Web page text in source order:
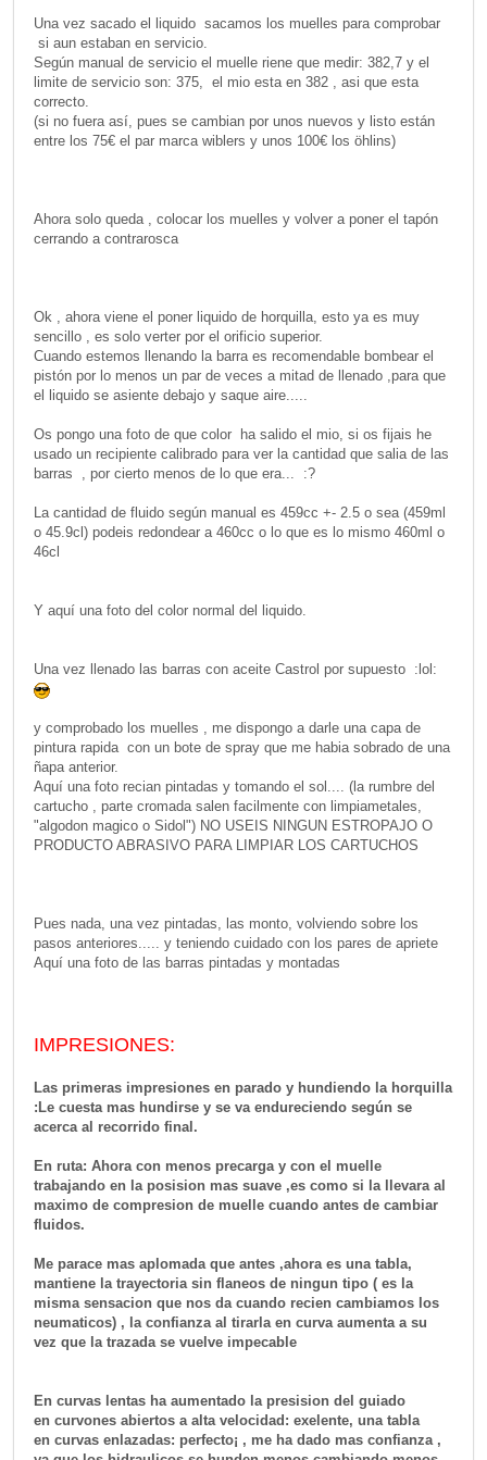
Una vez sacado el liquido sacamos los muelles para comprobar
si aun estaban en servicio.
Según manual de servicio el muelle riene que medir: 382,7 y el
limite de servicio son: 375, el mio esta en 382 , asi que esta
correcto.
(si no fuera así, pues se cambian por unos nuevos y listo están
entre los 75€ el par marca wiblers y unos 100€ los öhlins)
Ahora solo queda , colocar los muelles y volver a poner el tapón
cerrando a contrarosca
Ok , ahora viene el poner liquido de horquilla, esto ya es muy
sencillo , es solo verter por el orificio superior.
Cuando estemos llenando la barra es recomendable bombear el
pistón por lo menos un par de veces a mitad de llenado ,para que
el liquido se asiente debajo y saque aire.....
Os pongo una foto de que color ha salido el mio, si os fijais he
usado un recipiente calibrado para ver la cantidad que salia de las
barras , por cierto menos de lo que era... :?
La cantidad de fluido según manual es 459cc +- 2.5 o sea (459ml
o 45.9cl) podeis redondear a 460cc o lo que es lo mismo 460ml o
46cl
Y aquí una foto del color normal del liquido.
Una vez llenado las barras con aceite Castrol por supuesto :lol:
y comprobado los muelles , me dispongo a darle una capa de
pintura rapida con un bote de spray que me habia sobrado de una
ñapa anterior.
Aquí una foto recian pintadas y tomando el sol.... (la rumbre del
cartucho , parte cromada salen facilmente con limpiametales,
"algodon magico o Sidol") NO USEIS NINGUN ESTROPAJO O
PRODUCTO ABRASIVO PARA LIMPIAR LOS CARTUCHOS
Pues nada, una vez pintadas, las monto, volviendo sobre los
pasos anteriores..... y teniendo cuidado con los pares de apriete
Aquí una foto de las barras pintadas y montadas
IMPRESIONES:
Las primeras impresiones en parado y hundiendo la horquilla
:Le cuesta mas hundirse y se va endureciendo según se
acerca al recorrido final.
En ruta: Ahora con menos precarga y con el muelle
trabajando en la posision mas suave ,es como si la llevara al
maximo de compresion de muelle cuando antes de cambiar
fluidos.
Me parace mas aplomada que antes ,ahora es una tabla,
mantiene la trayectoria sin flaneos de ningun tipo ( es la
misma sensacion que nos da cuando recien cambiamos los
neumaticos) , la confianza al tirarla en curva aumenta a su
vez que la trazada se vuelve impecable
En curvas lentas ha aumentado la presision del guiado
en curvones abiertos a alta velocidad: exelente, una tabla
en curvas enlazadas: perfecto¡ , me ha dado mas confianza ,